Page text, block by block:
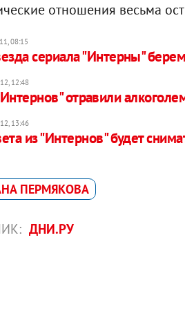
отношения весьма
08:15
сериала "Интерны"
12:48
отравили
13:46
из "Интернов" будет
ПЕРМЯКОВА
ДНИ.РУ